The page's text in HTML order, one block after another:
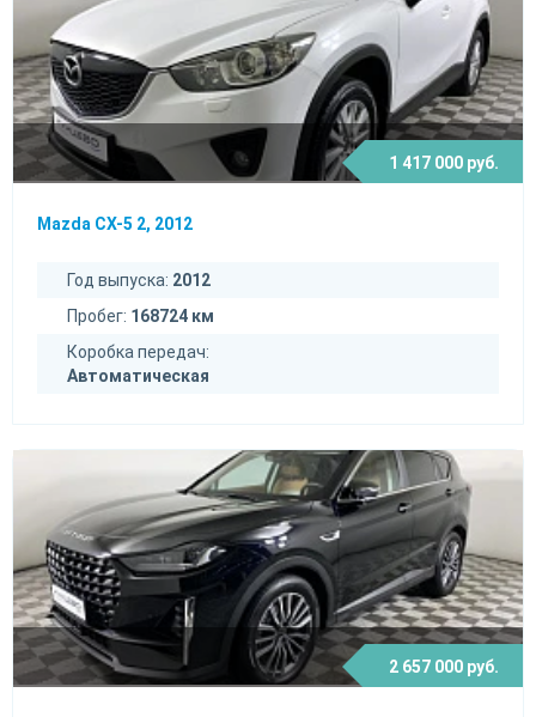
1 417 000 руб.
Mazda CX-5 2, 2012
Год выпуска: 2012
Пробег: 168724 км
Коробка передач:
Автоматическая
2 657 000 руб.